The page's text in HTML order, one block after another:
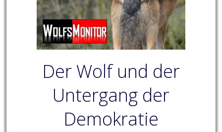
Der Wolf und der
Untergang der
Demokratie